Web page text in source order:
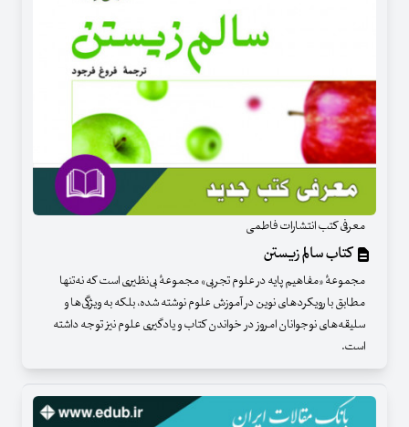
معرفی کتب انتشارات فاطمی
کتاب سالم زیستن
مجموعهٔ «مفاهیم پایه در علوم تجربی» مجموعهٔ بی‌نظیری است که نه‌تنها
مطابق با رویکردهای نوین در آموزش علوم نوشته شده، بلکه به ویژگی‌ها و
سلیقه‌های نوجوانان امروز در خواندن کتاب و یادگیری علوم نیز توجه داشته
است.